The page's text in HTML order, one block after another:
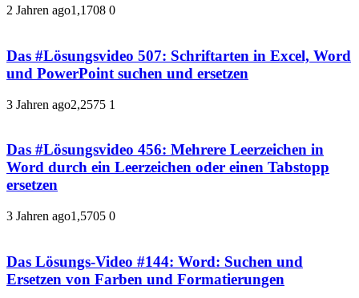
2 Jahren ago1,1708 0
Das #Lösungsvideo 507: Schriftarten in Excel, Word
und PowerPoint suchen und ersetzen
3 Jahren ago2,2575 1
Das #Lösungsvideo 456: Mehrere Leerzeichen in
Word durch ein Leerzeichen oder einen Tabstopp
ersetzen
3 Jahren ago1,5705 0
Das Lösungs-Video #144: Word: Suchen und
Ersetzen von Farben und Formatierungen